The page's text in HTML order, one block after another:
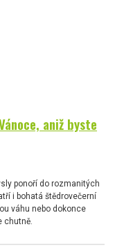
aniž byste
ponoří do rozmanitých
i bohatá štědrovečerní
váhu nebo dokonce
chutně.